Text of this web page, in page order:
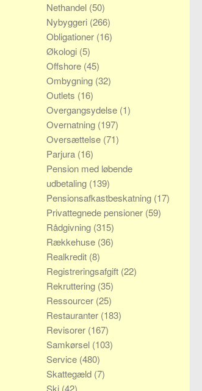
Nethandel (50)
Nybyggeri (266)
Obligationer (16)
Økologi (5)
Offshore (45)
Ombygning (32)
Outlets (16)
Overgangsydelse (1)
Overnatning (197)
Oversættelse (71)
Parjura (16)
Pension med løbende
udbetaling (139)
Pensionsafkastbeskatning (17)
Privattegnede pensioner (59)
Rådgivning (315)
Rækkehuse (36)
Realkredit (8)
Registreringsafgift (22)
Rekruttering (35)
Ressourcer (25)
Restauranter (183)
Revisorer (167)
Samkørsel (103)
Service (480)
Skattegæld (7)
Ski (42)